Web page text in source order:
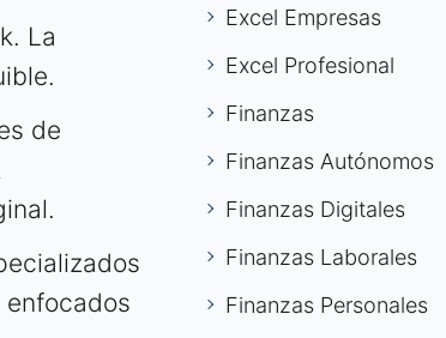
La
de
enfocados
Excel Empresas
Excel Profesional
Finanzas
Finanzas Autónomos
Finanzas Digitales
Finanzas Laborales
Finanzas Personales